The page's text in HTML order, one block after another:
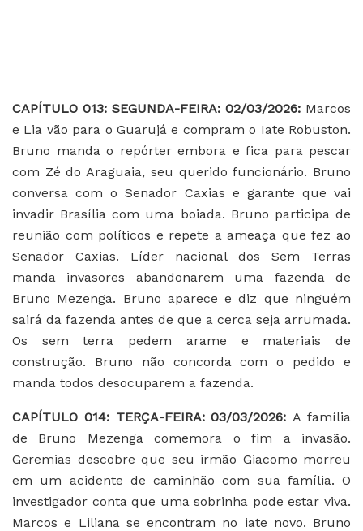
CAPÍTULO 013: SEGUNDA-FEIRA: 02/03/2026: Marcos
e Lia vão para o Guarujá e compram o Iate Robuston.
Bruno manda o repórter embora e fica para pescar
com Zé do Araguaia, seu querido funcionário. Bruno
conversa com o Senador Caxias e garante que vai
invadir Brasília com uma boiada. Bruno participa de
reunião com políticos e repete a ameaça que fez ao
Senador Caxias. Líder nacional dos Sem Terras
manda invasores abandonarem uma fazenda de
Bruno Mezenga. Bruno aparece e diz que ninguém
sairá da fazenda antes de que a cerca seja arrumada.
Os sem terra pedem arame e materiais de
construção. Bruno não concorda com o pedido e
manda todos desocuparem a fazenda.
CAPÍTULO 014: TERÇA-FEIRA: 03/03/2026: A família
de Bruno Mezenga comemora o fim a invasão.
Geremias descobre que seu irmão Giacomo morreu
em um acidente de caminhão com sua família. O
investigador conta que uma sobrinha pode estar viva.
Marcos e Liliana se encontram no iate novo. Bruno